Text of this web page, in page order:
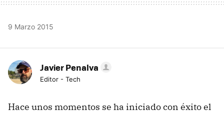
9 Marzo 2015
Javier Penalva
Editor - Tech
Hace unos momentos se ha iniciado con éxito el